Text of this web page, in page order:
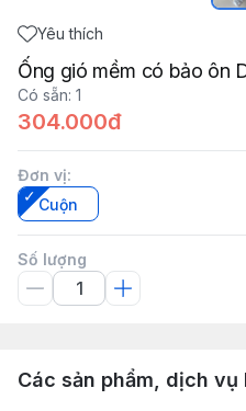
Yêu thích
Ống gió mềm có bảo ôn
Có sẵn: 1
304.000đ
Đơn vị:
Cuộn
Số lượng
Các sản phẩm, dịch vụ